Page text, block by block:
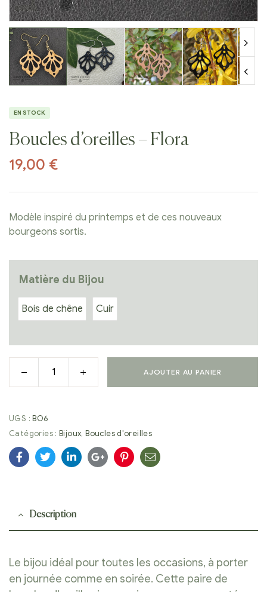
EN STOCK
Boucles d’oreilles – Flora
19,00 €
Modèle inspiré du printemps et de ces nouveaux
bourgeons sortis.
Matière du Bijou
Bois de chêne Cuir
AJOUTER AU PANIER
UGS :BO6
Catégories :Bijoux,Boucles d'oreilles
Facebook
TwitterLinkedinGoogle+Pinterest
E-
Description
Le bijou idéal pour toutes les occasions, à porter
en journée comme en soirée. Cette paire de